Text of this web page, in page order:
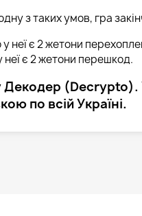
з таких умов, гра
неї є 2 жетони
є 2 жетони перешкод.
(Decrypto).
по всій Україні.